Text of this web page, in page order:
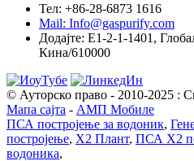
Тел: +86-28-6873 1616
Mail: Info@gaspurify.com
Додајте: Е1-2-1-1401,
Кина/610000
© Ауторско право - 2010-2025 :
Мапа сајта - АМП Мобиле
ПСА постројење за водоник,
постројење, Х2 Плант, ПСА Х2
водоника,